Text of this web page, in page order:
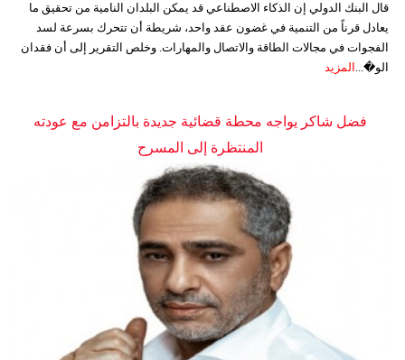
قال البنك الدولي إن الذكاء الاصطناعي قد يمكن البلدان النامية من تحقيق ما
يعادل قرناً من التنمية في غضون عقد واحد، شريطة أن تتحرك بسرعة لسد
الفجوات في مجالات الطاقة والاتصال والمهارات. وخلص التقرير إلى أن فقدان
الو�... المزيد
فضل شاكر يواجه محطة قضائية جديدة بالتزامن مع عودته
المنتظرة إلى المسرح